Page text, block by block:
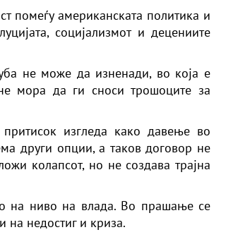
помеѓу американската политика и
социјализмот и децениите
не може да изненади, во која е
мора да ги сноси трошоците за
изгледа како давење во
други опции, а таков договор не
колапсот, но не создава трајна
на ниво на влада. Во прашање се
на недостиг и криза.